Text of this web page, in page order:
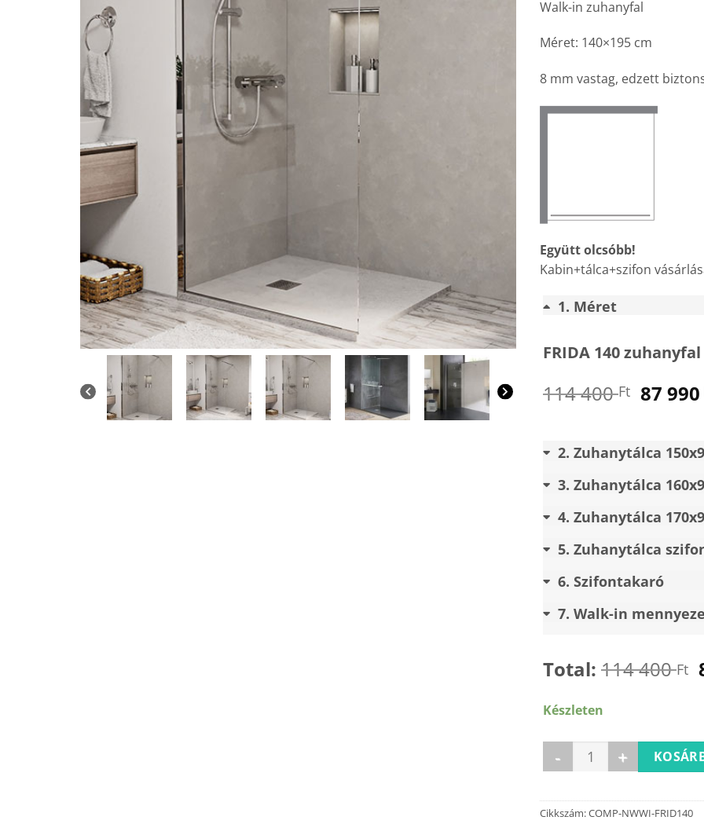
Walk-in zuhanyfal
Méret: 140×195 cm
8 mm vastag, edzett
Együtt olcsóbb!
Kabin+tálca+szifon
1 Méret
FRIDA 140 zuhanyfal
114 400Ft
114
87 990
2 Zuhanytálca
3 Zuhanytálca
4 Zuhanytálca
5 Zuhanytálca
6 Szifontakaró
7 Walk-in
Total: 114 400Ft
Készleten
FRIDA 140×195 walk-in
Cikkszám:COMP-NWWI-FRID140